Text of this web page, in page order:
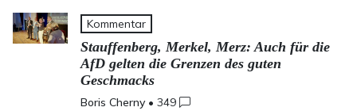
Kommentar
Stauffenberg, Merkel, Merz: Auch für die
AfD gelten die Grenzen des guten
Geschmacks
Boris Cherny •349